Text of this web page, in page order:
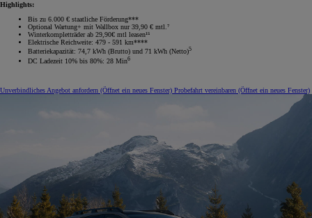
Highlights:
Bis zu 6.000 € staatliche Förderung***
Optional Wartung+ mit Wallbox nur 39,90 € mtl.⁷
Winterkompletträder ab 29,90€ mtl leasen¹⁵
Elektrische Reichweite: 479 - 591 km****
Batteriekapazität: 74,7 kWh (Brutto) und 71 kWh (Netto)5
DC Ladezeit 10% bis 80%: 28 Min6
Unverbindliches Angebot anfordern (Öffnet ein neues Fenster) Probefahrt vereinbaren (Öffnet ein neues Fenster)